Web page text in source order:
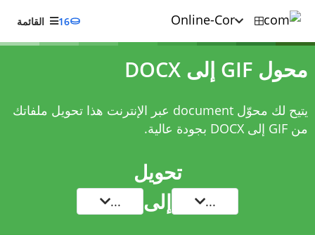
16 القائمة
محول GIF إلى DOCX
يتيح لك محوّل document عبر الإنترنت هذا تحويل ملفاتك
من GIF إلى DOCX بجودة عالية.
تحويل
... إلى ...